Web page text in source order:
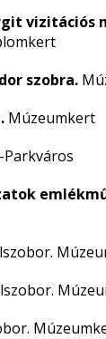
vizitációs
szobra.
Múzeumkert
Parkváros